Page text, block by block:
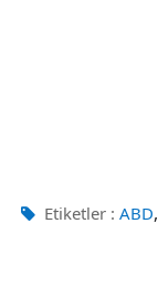
Etiketler : ABD,